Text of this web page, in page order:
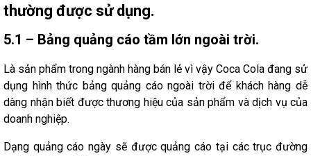
thường được sử dụng.
5.1 – Bảng quảng cáo tầm lớn ngoài trời.
Là sản phẩm trong ngành hàng bán lẻ vì vậy Coca Cola đang sử
dụng hình thức bảng quảng cáo ngoài trời để khách hàng dễ
dàng nhận biết được thương hiệu của sản phẩm và dịch vụ của
doanh nghiệp.
Dạng quảng cáo ngày sẽ được quảng cáo tại các trục đường